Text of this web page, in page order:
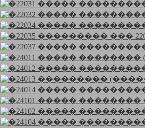
�22031 ����� ���������
�22032 �����
�22034 ����� ���������
�22035 ��������� ���
�22037 ����� ���������
�24011 ����� ��������
�24012 �����
�24013 ���������
�24014 ����� ���������
�24101 ����� �������� �
�24102 �����
�24104 ����� ���������